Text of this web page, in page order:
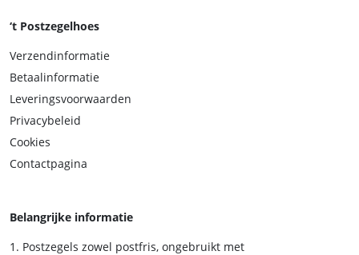
‘t Postzegelhoes
Verzendinformatie
Betaalinformatie
Leveringsvoorwaarden
Privacybeleid
Cookies
Contactpagina
Belangrijke informatie
Postzegels zowel postfris, ongebruikt met